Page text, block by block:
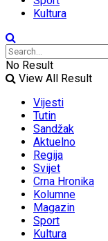
Kultura
No Result
View All Result
Vijesti
Tutin
Sandžak
Aktuelno
Regija
Svijet
Crna Hronika
Kolumne
Magazin
Sport
Kultura